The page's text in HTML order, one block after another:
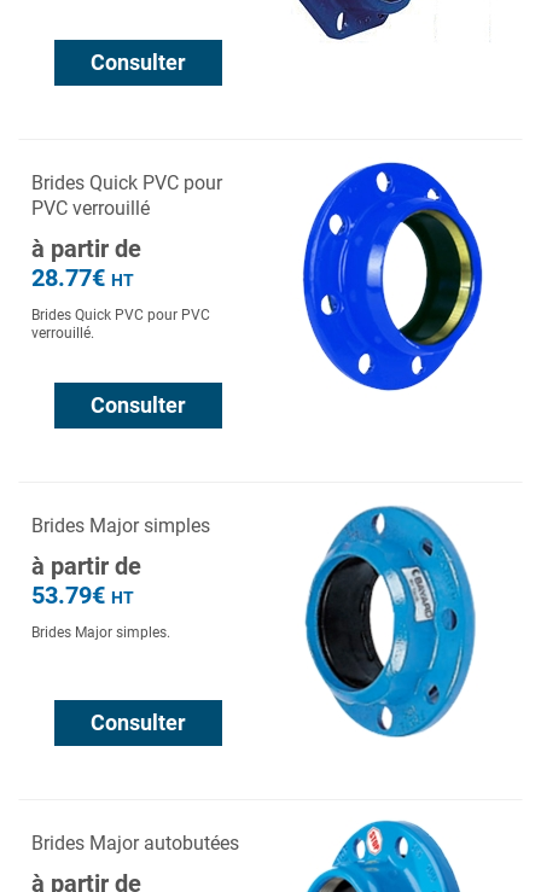
Consulter
Brides Quick PVC pour
PVC verrouillé
à partir de
28.77€ HT
Brides Quick PVC pour PVC
verrouillé.
Consulter
Brides Major simples
à partir de
53.79€ HT
Brides Major simples.
Consulter
Brides Major autobutées
à partir de